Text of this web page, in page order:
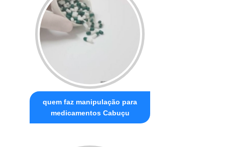
quem faz manipulação para
medicamentos Cabuçu